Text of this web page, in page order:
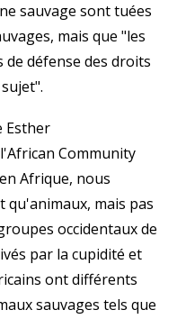
sauvage sont tuées
mais que "les
de défense des droits
Esther
Community
Afrique, nous
qu'animaux, mais pas
occidentaux de
par la cupidité et
ont différents
sauvages tels que